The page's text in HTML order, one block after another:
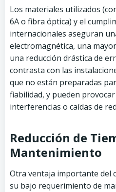
Los materiales utilizados
6A o fibra óptica) y el
internacionales aseguran
electromagnética, una
una reducción drástica de
contrasta con las
que no están preparadas
fiabilidad, y pueden
interferencias o caídas de
Reducción de
Mantenimiento
Otra ventaja importante del
su bajo requerimiento de